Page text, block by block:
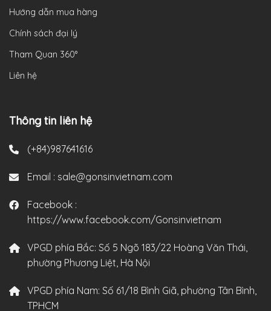
Hướng dẫn mua hàng
Chính sách đại lý
Tham Quan 360°
Liên hệ
Thông tin liên hệ
(+84)987641616
Email : sale@gonsinvietnam.com
Facebook :
https://www.facebook.com/Gonsinvietnam
VPGD phía Bắc: Số 5 Ngõ 183/22 Hoàng Văn Thái,
phường Phương Liệt, Hà Nội
VPGD phía Nam: Số 61/18 Bình Giã, phường Tân Bình,
TPHCM